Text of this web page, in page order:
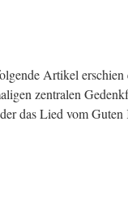
Artikel erschien
zentralen
das Lied vom